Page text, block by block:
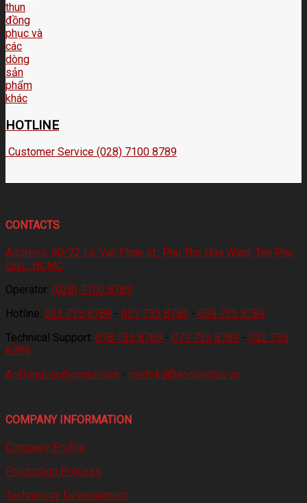
HOTLINE
Customer Service (028) 7100 8789
CONTACTS
Address: 60/22 Le Van Phan st., Phu Tho Hoa Ward, Tan Phu
Dist., HCMC
Operator: (028) 7100 8789
Hotline: 033 735 8789 - 037 735 8789 - 039 735 8789
Technical Support: 078 735 8789 - 079 735 8789 - 032 735
8789
AoDongLuc@gmail.com - cskh-kd@aodongluc.vn
COMPANY INFORMATION
Company Profile
Production Process
Technology Development